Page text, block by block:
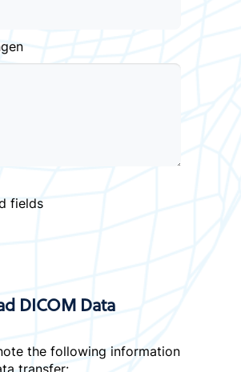
fields
DICOM Data
the following information
transfer: